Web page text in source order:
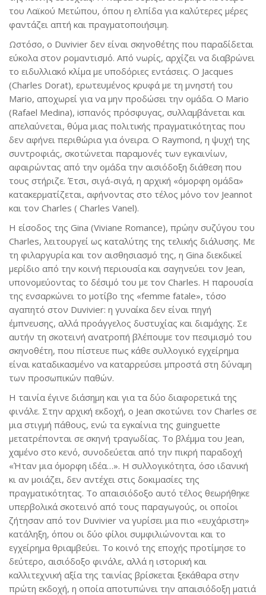
του Λαϊκού Μετώπου, όπου η ελπίδα για καλύτερες μέρες
φαντάζει απτή και πραγματοποιήσιμη.
Ωστόσο, ο Duvivier δεν είναι σκηνοθέτης που παραδίδεται
εύκολα στον ρομαντισμό. Από νωρίς, αρχίζει να διαβρώνει
το ειδυλλιακό κλίμα με υποδόριες εντάσεις. Ο Jacques
(Charles Dorat), ερωτευμένος κρυφά με τη μνηστή του
Mario, αποχωρεί για να μην προδώσει την ομάδα. Ο Mario
(Rafael Medina), iσπανός πρόσφυγας, συλλαμβάνεται και
απελαύνεται, θύμα μιας πολιτικής πραγματικότητας που
δεν αφήνει περιθώρια για όνειρα. Ο Raymond, η ψυχή της
συντροφιάς, σκοτώνεται παραμονές των εγκαινίων,
αφαιρώντας από την ομάδα την αισιόδοξη διάθεση που
τους στήριζε. Έτσι, σιγά-σιγά, η αρχική «όμορφη ομάδα»
κατακερματίζεται, αφήνοντας στο τέλος μόνο τον Jeannot
και τον Charles ( Charles Vanel).
Η είσοδος της Gina (Viviane Romance), πρώην συζύγου του
Charles, λειτουργεί ως καταλύτης της τελικής διάλυσης. Με
τη φιλαργυρία και τον αισθησιασμό της, η Gina διεκδικεί
μερίδιο από την κοινή περιουσία και σαγηνεύει τον Jean,
υπονομεύοντας το δέσιμό του με τον Charles. Η παρουσία
της ενσαρκώνει το μοτίβο της «femme fatale», τόσο
αγαπητό στον Duvivier: η γυναίκα δεν είναι πηγή
έμπνευσης, αλλά προάγγελος δυστυχίας και διαμάχης. Σε
αυτήν τη σκοτεινή ανατροπή βλέπουμε τον πεσιμισμό του
σκηνοθέτη, που πίστευε πως κάθε συλλογικό εγχείρημα
είναι καταδικασμένο να καταρρεύσει μπροστά στη δύναμη
των προσωπικών παθών.
Η ταινία έγινε διάσημη και για τα δύο διαφορετικά της
φινάλε. Στην αρχική εκδοχή, ο Jean σκοτώνει τον Charles σε
μια στιγμή πάθους, ενώ τα εγκαίνια της guinguette
μετατρέπονται σε σκηνή τραγωδίας. Το βλέμμα του Jean,
χαμένο στο κενό, συνοδεύεται από την πικρή παραδοχή
«Ήταν μια όμορφη ιδέα…». Η συλλογικότητα, όσο ιδανική
κι αν μοιάζει, δεν αντέχει στις δοκιμασίες της
πραγματικότητας. Το απαισιόδοξο αυτό τέλος θεωρήθηκε
υπερβολικά σκοτεινό από τους παραγωγούς, οι οποίοι
ζήτησαν από τον Duvivier να γυρίσει μια πιο «ευχάριστη»
κατάληξη, όπου οι δύο φίλοι συμφιλιώνονται και το
εγχείρημα θριαμβεύει. Το κοινό της εποχής προτίμησε το
δεύτερο, αισιόδοξο φινάλε, αλλά η ιστορική και
καλλιτεχνική αξία της ταινίας βρίσκεται ξεκάθαρα στην
πρώτη εκδοχή, η οποία αποτυπώνει την απαισιόδοξη ματιά